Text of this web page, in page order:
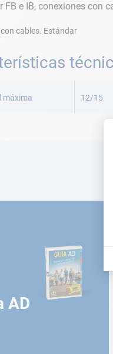
FB e IB, conexiones con
cables. Estándar
máxima 12/15
AD